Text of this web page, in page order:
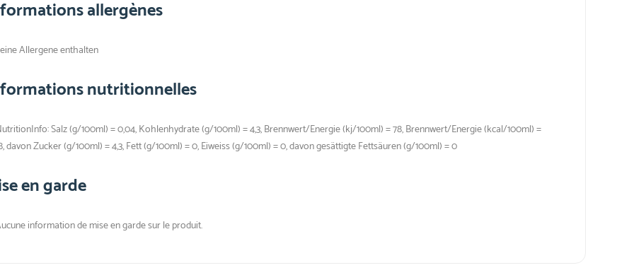
allergènes
Allergene enthalten
nutritionnelles
Salz (g/100ml) = 0,04, Kohlenhydrate (g/100ml) = 4,3, Brennwert/Energie (kj/100ml) = 78, Brennwert/Energie (kcal/100ml) =
davon Zucker (g/100ml) = 4,3, Fett (g/100ml) = 0, Eiweiss (g/100ml) = 0, davon gesättigte Fettsäuren (g/100ml) = 0
en garde
information de mise en garde sur le produit.